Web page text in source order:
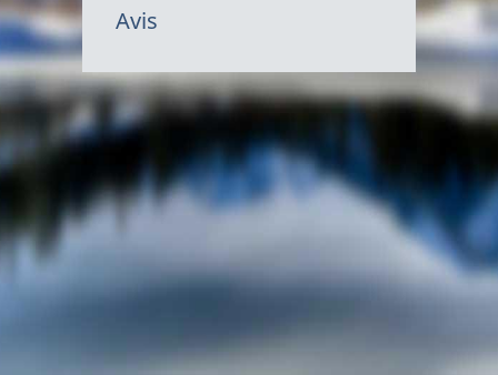
Avis
du
Canada